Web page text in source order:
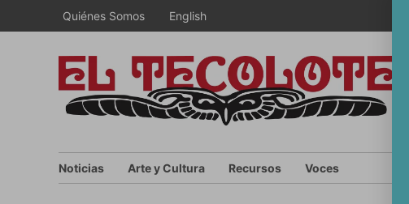
al
contenido
Quiénes Somos English
Noticias Arte y Cultura Recursos Voces